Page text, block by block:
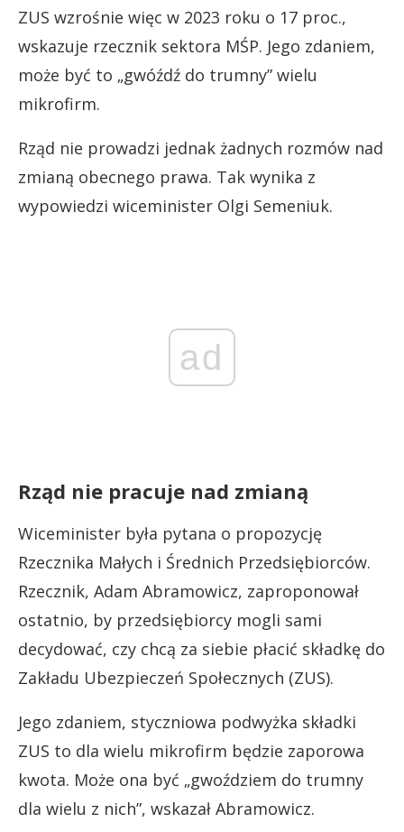
ZUS wzrośnie więc w 2023 roku o 17 proc.,
wskazuje rzecznik sektora MŚP. Jego zdaniem,
może być to „gwóźdź do trumny” wielu
mikrofirm.
Rząd nie prowadzi jednak żadnych rozmów nad
zmianą obecnego prawa. Tak wynika z
wypowiedzi wiceminister Olgi Semeniuk.
ad
Rząd nie pracuje nad zmianą
Wiceminister była pytana o propozycję
Rzecznika Małych i Średnich Przedsiębiorców.
Rzecznik, Adam Abramowicz, zaproponował
ostatnio, by przedsiębiorcy mogli sami
decydować, czy chcą za siebie płacić składkę do
Zakładu Ubezpieczeń Społecznych (ZUS).
Jego zdaniem, styczniowa podwyżka składki
ZUS to dla wielu mikrofirm będzie zaporowa
kwota. Może ona być „gwoździem do trumny
dla wielu z nich”, wskazał Abramowicz.